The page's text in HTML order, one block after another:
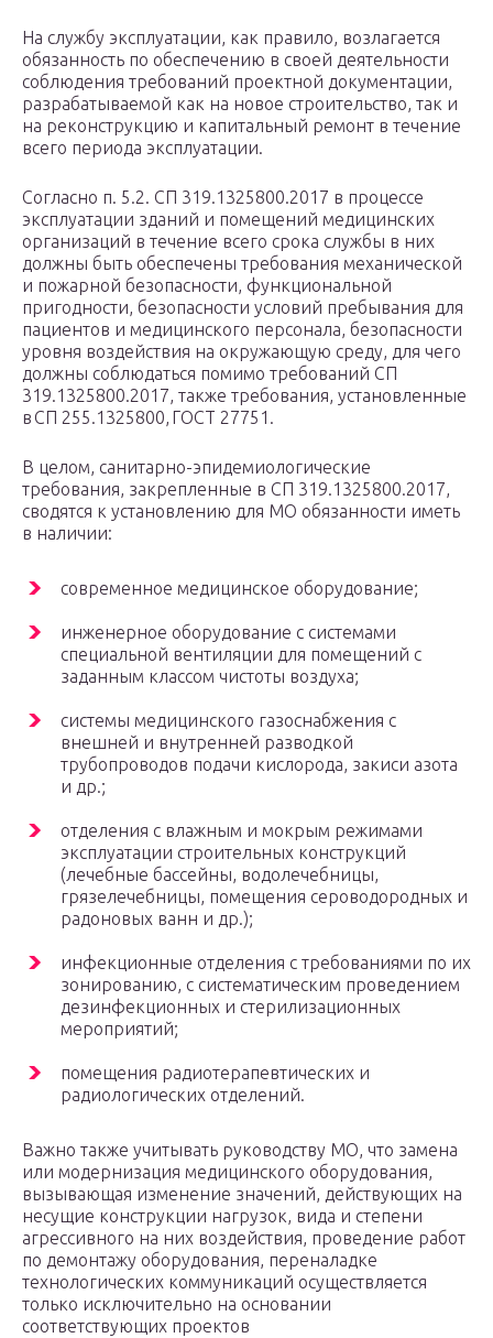
На службу эксплуатации, как правило, возлагается
обязанность по обеспечению в своей деятельности
соблюдения требований проектной документации,
разрабатываемой как на новое строительство, так и
на реконструкцию и капитальный ремонт в течение
всего периода эксплуатации.
Согласно п. 5.2. СП 319.1325800.2017 в процессе
эксплуатации зданий и помещений медицинских
организаций в течение всего срока службы в них
должны быть обеспечены требования механической
и пожарной безопасности, функциональной
пригодности, безопасности условий пребывания для
пациентов и медицинского персонала, безопасности
уровня воздействия на окружающую среду, для чего
должны соблюдаться помимо требований СП
319.1325800.2017, также требования, установленные
в СП 255.1325800, ГОСТ 27751.
В целом, санитарно-эпидемиологические
требования, закрепленные в СП 319.1325800.2017,
сводятся к установлению для МО обязанности иметь
в наличии:
современное медицинское оборудование;
инженерное оборудование с системами
специальной вентиляции для помещений с
заданным классом чистоты воздуха;
системы медицинского газоснабжения с
внешней и внутренней разводкой
трубопроводов подачи кислорода, закиси азота
и др.;
отделения с влажным и мокрым режимами
эксплуатации строительных конструкций
(лечебные бассейны, водолечебницы,
грязелечебницы, помещения сероводородных и
радоновых ванн и др.);
инфекционные отделения с требованиями по их
зонированию, с систематическим проведением
дезинфекционных и стерилизационных
мероприятий;
помещения радиотерапевтических и
радиологических отделений.
Важно также учитывать руководству МО, что замена
или модернизация медицинского оборудования,
вызывающая изменение значений, действующих на
несущие конструкции нагрузок, вида и степени
агрессивного на них воздействия, проведение работ
по демонтажу оборудования, переналадке
технологических коммуникаций осуществляется
только исключительно на основании
соответствующих проектов